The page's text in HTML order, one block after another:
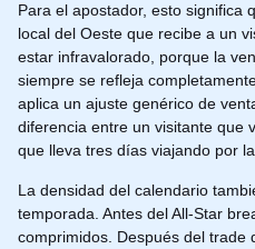
Para el apostador, esto significa
local del Oeste que recibe a un
estar infravalorado, porque la
siempre se refleja
aplica un ajuste genérico de
diferencia entre un visitante que
que lleva tres días viajando por
La densidad del calendario
temporada. Antes del All-Star
comprimidos. Después del trade